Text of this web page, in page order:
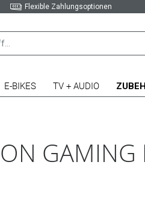
Flexible Zahlungsoptionen
E-BIKES TV + AUDIO
GAMING